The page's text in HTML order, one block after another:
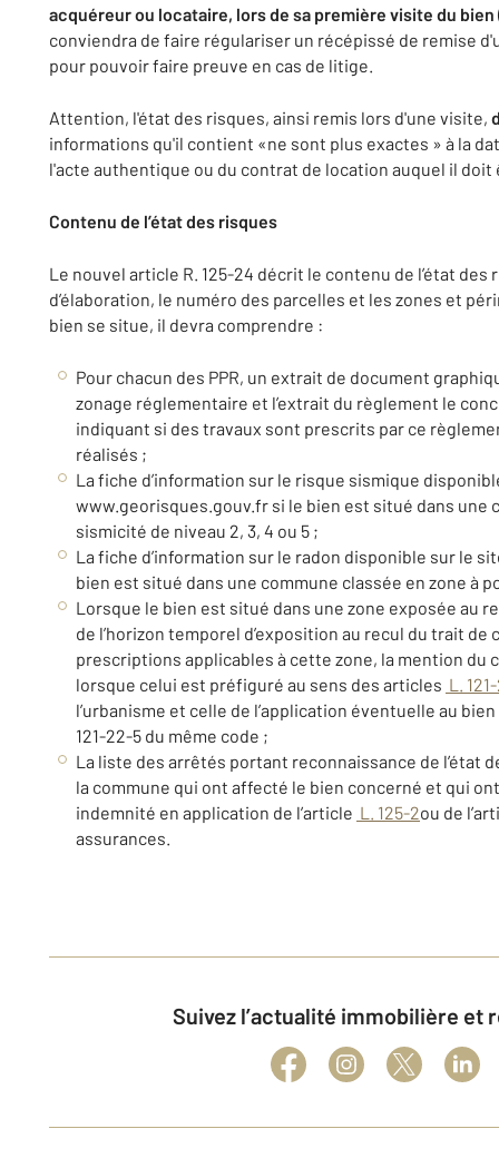
acquéreur ou locataire, lors de sa première visite du bien
conviendra de faire régulariser un récépissé de remise
pour pouvoir faire preuve en cas de litige.
Attention, l'état des risques, ainsi remis lors d'une visite,
informations qu'il contient «ne sont plus exactes » à la
l'acte authentique ou du contrat de location auquel il doit
Contenu de l’état des risques
Le nouvel article R. 125-24 décrit le contenu de l’état des
d’élaboration, le numéro des parcelles et les zones et
bien se situe, il devra comprendre :
Pour chacun des PPR, un extrait de document
zonage réglementaire et l’extrait du règlement le
indiquant si des travaux sont prescrits par ce
réalisés ;
La fiche d’information sur le risque sismique
www.georisques.gouv.fr si le bien est situé dans une
sismicité de niveau 2, 3, 4 ou 5 ;
La fiche d’information sur le radon disponible sur le
bien est situé dans une commune classée en zone à
Lorsque le bien est situé dans une zone exposée au
de l’horizon temporel d’exposition au recul du trait
prescriptions applicables à cette zone, la mention du
lorsque celui est préfiguré au sens des articles L.
l’urbanisme et celle de l’application éventuelle au
121-22-5 du même code ;
La liste des arrêtés portant reconnaissance de l’état
la commune qui ont affecté le bien concerné et qui
indemnité en application de l’article L. 125-2ou de
assurances.
Suivez l’actualité immobilière et